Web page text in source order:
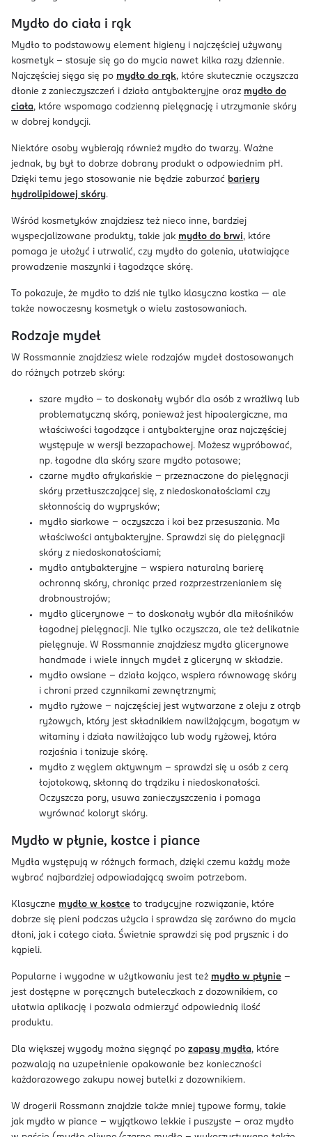
Mydło do ciała i rąk
Mydło to podstawowy element higieny i najczęściej używany
kosmetyk – stosuje się go do mycia nawet kilka razy dziennie.
Najczęściej sięga się po mydło do rąk, które skutecznie oczyszcza
dłonie z zanieczyszczeń i działa antybakteryjne oraz mydło do
ciała, które wspomaga codzienną pielęgnację i utrzymanie skóry
w dobrej kondycji.
Niektóre osoby wybierają również mydło do twarzy. Ważne
jednak, by był to dobrze dobrany produkt o odpowiednim pH.
Dzięki temu jego stosowanie nie będzie zaburzać bariery
hydrolipidowej skóry.
Wśród kosmetyków znajdziesz też nieco inne, bardziej
wyspecjalizowane produkty, takie jak mydło do brwi, które
pomaga je ułożyć i utrwalić, czy mydło do golenia, ułatwiające
prowadzenie maszynki i łagodzące skórę.
To pokazuje, że mydło to dziś nie tylko klasyczna kostka — ale
także nowoczesny kosmetyk o wielu zastosowaniach.
Rodzaje mydeł
W Rossmannie znajdziesz wiele rodzajów mydeł dostosowanych
do różnych potrzeb skóry:
szare mydło – to doskonały wybór dla osób z wrażliwą lub
problematyczną skórą, ponieważ jest hipoalergiczne, ma
właściwości łagodzące i antybakteryjne oraz najczęściej
występuje w wersji bezzapachowej. Możesz wypróbować,
np. łagodne dla skóry szare mydło potasowe;
czarne mydło afrykańskie - przeznaczone do pielęgnacji
skóry przetłuszczającej się, z niedoskonałościami czy
skłonnością do wyprysków;
mydło siarkowe – oczyszcza i koi bez przesuszania. Ma
właściwości antybakteryjne. Sprawdzi się do pielęgnacji
skóry z niedoskonałościami;
mydło antybakteryjne – wspiera naturalną barierę
ochronną skóry, chroniąc przed rozprzestrzenianiem się
drobnoustrojów;
mydło glicerynowe – to doskonały wybór dla miłośników
łagodnej pielęgnacji. Nie tylko oczyszcza, ale też delikatnie
pielęgnuje. W Rossmannie znajdziesz mydła glicerynowe
handmade i wiele innych mydeł z gliceryną w składzie.
mydło owsiane – działa kojąco, wspiera równowagę skóry
i chroni przed czynnikami zewnętrznymi;
mydło ryżowe – najczęściej jest wytwarzane z oleju z otrąb
ryżowych, który jest składnikiem nawilżającym, bogatym w
witaminy i działa nawilżająco lub wody ryżowej, która
rozjaśnia i tonizuje skórę.
mydło z węglem aktywnym – sprawdzi się u osób z cerą
łojotokową, skłonną do trądziku i niedoskonałości.
Oczyszcza pory, usuwa zanieczyszczenia i pomaga
wyrównać koloryt skóry.
Mydło w płynie, kostce i piance
Mydła występują w różnych formach, dzięki czemu każdy może
wybrać najbardziej odpowiadającą swoim potrzebom.
Klasyczne mydło w kostce to tradycyjne rozwiązanie, które
dobrze się pieni podczas użycia i sprawdza się zarówno do mycia
dłoni, jak i całego ciała. Świetnie sprawdzi się pod prysznic i do
kąpieli.
Popularne i wygodne w użytkowaniu jest też mydło w płynie –
jest dostępne w poręcznych buteleczkach z dozownikiem, co
ułatwia aplikację i pozwala odmierzyć odpowiednią ilość
produktu.
Dla większej wygody można sięgnąć po zapasy mydła, które
pozwalają na uzupełnienie opakowanie bez konieczności
każdorazowego zakupu nowej butelki z dozownikiem.
W drogerii Rossmann znajdzie także mniej typowe formy, takie
jak mydło w piance – wyjątkowo lekkie i puszyste – oraz mydło